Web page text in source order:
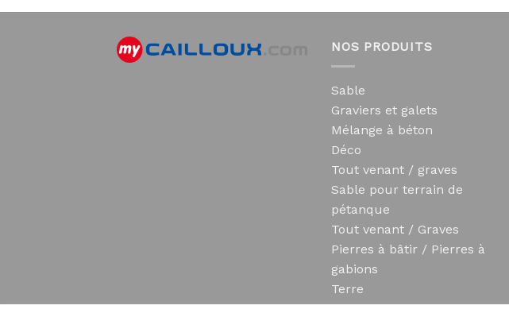
NOS PRODUITS
Sable
Graviers et galets
Mélange à béton
Déco
Tout venant / graves
Sable pour terrain de
pétanque
Tout venant / Graves
Pierres à bâtir / Pierres à
gabions
Terre